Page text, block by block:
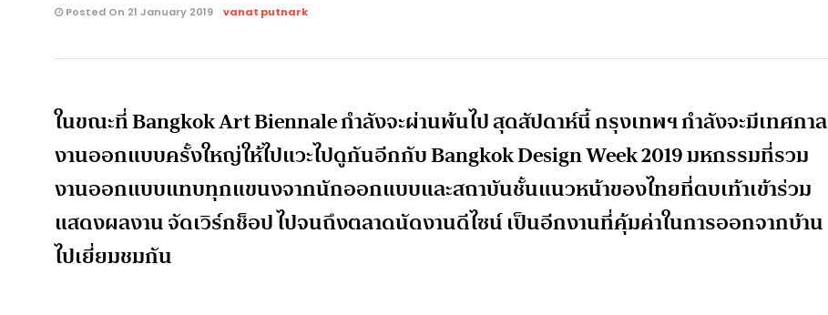
Posted On 21 January 2019 vanat putnark
ในขณะที่ Bangkok Art Biennale กำลังจะผ่านพ้นไป สุดสัปดาห์นี้ กรุงเทพฯ กำลังจะมีเทศกาล
งานออกแบบครั้งใหญ่ให้ไปแวะไปดูกันอีกกับ Bangkok Design Week 2019 มหกรรมที่รวม
งานออกแบบแทบทุกแขนงจากนักออกแบบและสถาบันชั้นแนวหน้าของไทยที่ตบเท้าเข้าร่วม
แสดงผลงาน จัดเวิร์กช็อป ไปจนถึงตลาดนัดงานดีไซน์ เป็นอีกงานที่คุ้มค่าในการออกจากบ้าน
ไปเยี่ยมชมกัน